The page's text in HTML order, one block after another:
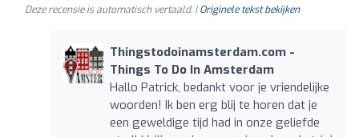
Deze recensie is automatisch vertaald. |Originele tekst bekijken
Thingstodoinamsterdam.com -
Things To Do In Amsterdam
Hallo Patrick, bedankt voor je vriendelijke
woorden! Ik ben erg blij te horen dat je
een geweldige tijd had in onze geliefde